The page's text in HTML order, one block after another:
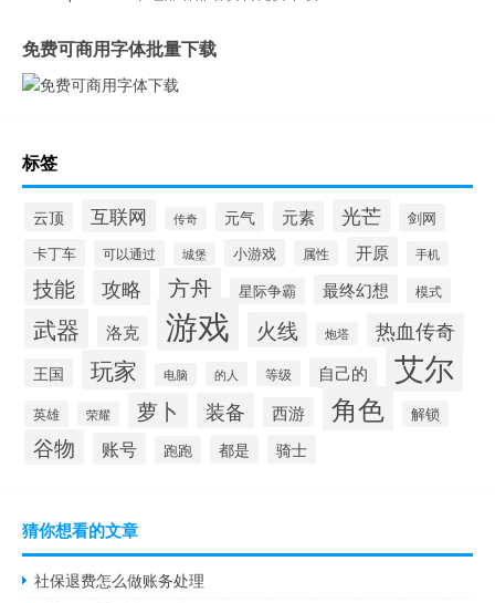
免费可商用字体批量下载
标签
云顶 互联网 传奇 元气 元素 光芒
剑网
卡丁车
可以通过 城堡 小游戏 属性 开原 手机
技能 攻略 方舟 星际争霸 最终幻想 模式
武器 洛克 游戏 火线 炮塔 热血传奇
王国 玩家 电脑 的人 等级 自己的 艾尔
英雄 荣耀 萝卜 装备 西游 角色 解锁
谷物 账号 跑跑 都是 骑士
猜你想看的文章
社保退费怎么做账务处理